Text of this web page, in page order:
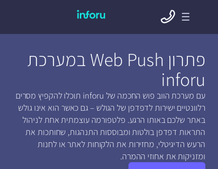
פתרון Web Push במערכת
inforu
עם מערכת הווב פוש החכמה של inforu תוכלו להקפיץ מסרים
רלוונטיים ישירות לדפדפן של הגולש – גם כאשר הוא אינו גולש
באתר שלכם באותו הרגע. פלטפורמה עוצמתית אחת לניהול
התראות דפדפן בולטות ומבוססות התנהגות, שחותכות את
הרעש הדיגיטלי, מחזירות את הלקוחות לאתר או לחנות
ומזניקות את אחוזי ההמרה.